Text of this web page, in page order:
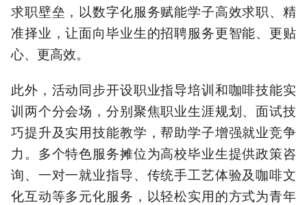
求职壁垒，以数字化服务赋能学子高效求职、精
准择业，让面向毕业生的招聘服务更智能、更贴
心、更高效。
此外，活动同步开设职业指导培训和咖啡技能实
训两个分会场，分别聚焦职业生涯规划、面试技
巧提升及实用技能教学，帮助学子增强就业竞争
力。多个特色服务摊位为高校毕业生提供政策咨
询、一对一就业指导、传统手工艺体验及咖啡文
化互动等多元化服务，以轻松实用的方式为青年